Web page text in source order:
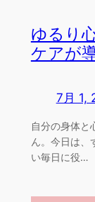
ゆるり
ケアが
7月 1,
自分の身体と
ん。今日は、
い毎日に役…